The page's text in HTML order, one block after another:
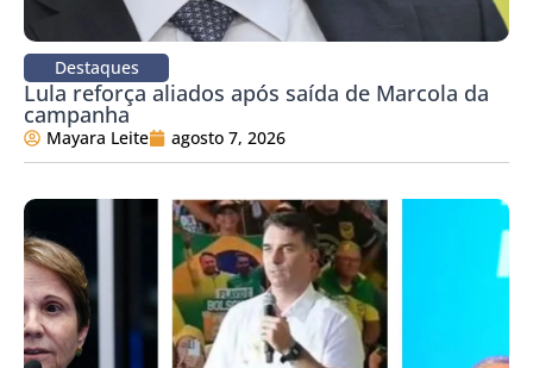
Destaques
Lula reforça aliados após saída de Marcola da
campanha
Mayara Leite agosto 7, 2026